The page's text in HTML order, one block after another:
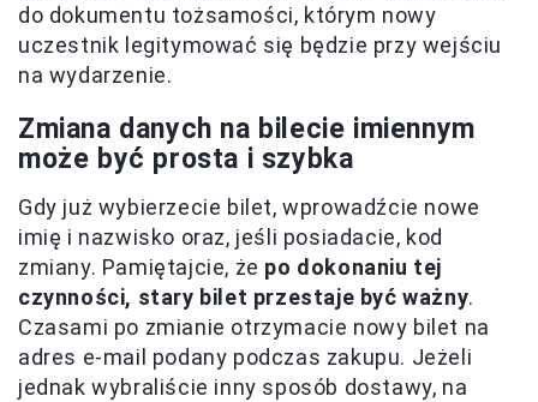
do dokumentu tożsamości, którym nowy
uczestnik legitymować się będzie przy wejściu
na wydarzenie.
Zmiana danych na bilecie imiennym
może być prosta i szybka
Gdy już wybierzecie bilet, wprowadźcie nowe
imię i nazwisko oraz, jeśli posiadacie, kod
zmiany. Pamiętajcie, że po dokonaniu tej
czynności, stary bilet przestaje być ważny.
Czasami po zmianie otrzymacie nowy bilet na
adres e-mail podany podczas zakupu. Jeżeli
jednak wybraliście inny sposób dostawy, na